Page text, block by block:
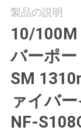
絡
し
な
さ
い
製品の説明
10/
バーポ
SM
ァイバ
NF-